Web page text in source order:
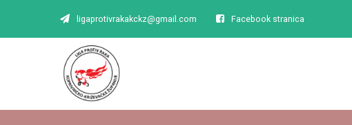
ligaprotivrakakckz@gmail.com Facebook stranica